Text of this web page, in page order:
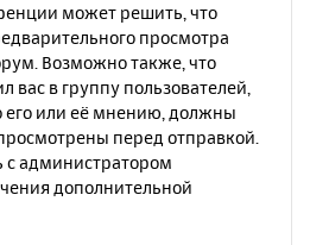
может решить, что
просмотра
Возможно также, что
в группу пользователей,
его или её мнению, должны
перед отправкой.
с администратором
дополнительной